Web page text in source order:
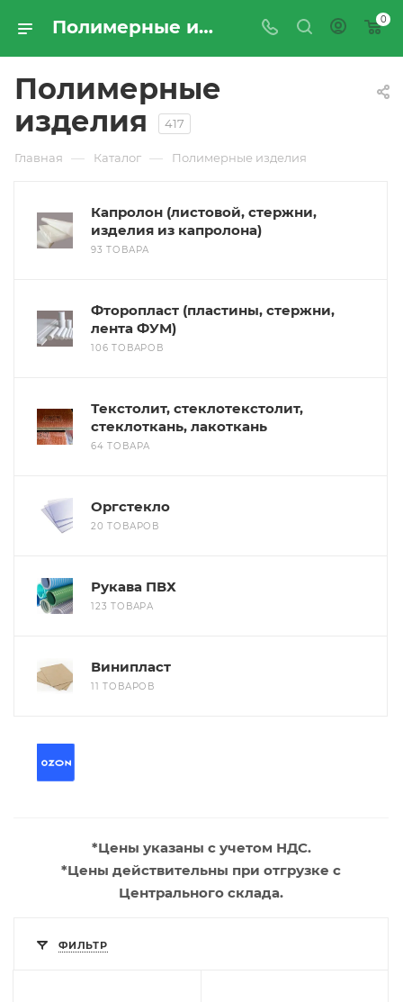
Полимерные изделия - купить по цене производителя с доставкой по России | Промресурссервис 0
Полимерные
изделия
417
Главная — Каталог — Полимерные изделия
Капролон (листовой, стержни,
изделия из капролона)
93 ТОВАРА
Фторопласт (пластины, стержни,
лента ФУМ)
106 ТОВАРОВ
Текстолит, стеклотекстолит,
стеклоткань, лакоткань
64 ТОВАРА
Оргстекло
20 ТОВАРОВ
Рукава ПВХ
123 ТОВАРА
Винипласт
11 ТОВАРОВ
*Цены указаны с учетом НДС.
*Цены действительны при отгрузке с
Центрального склада.
ФИЛЬТР